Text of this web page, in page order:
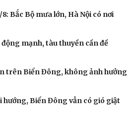
Bắc Bộ mưa lớn, Hà Nội có nơi
mạnh, tàu thuyền cần đề
trên Biển Đông, không ảnh hưởng
hướng, Biển Đông vẫn có gió giật